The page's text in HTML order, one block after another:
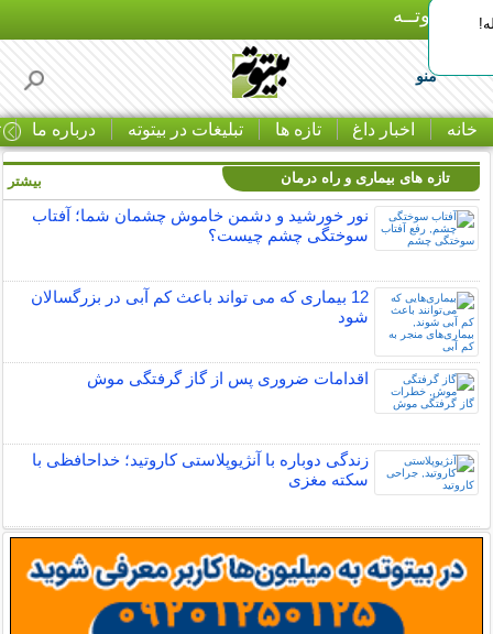
بـیتوتــه
منو
خانه اخبار داغ تازه ها تبلیغات در بیتوته درباره ما
تازه های بیماری و راه درمان
نور خورشید و دشمن خاموش چشمان شما؛ آفتاب
سوختگی چشم چیست؟
12 بیماری که می تواند باعث کم آبی در بزرگسالان
شود
اقدامات ضروری پس از گاز گرفتگی موش
زندگی دوباره با آنژیوپلاستی کاروتید؛ خداحافظی با
سکته مغزی
بیشتر